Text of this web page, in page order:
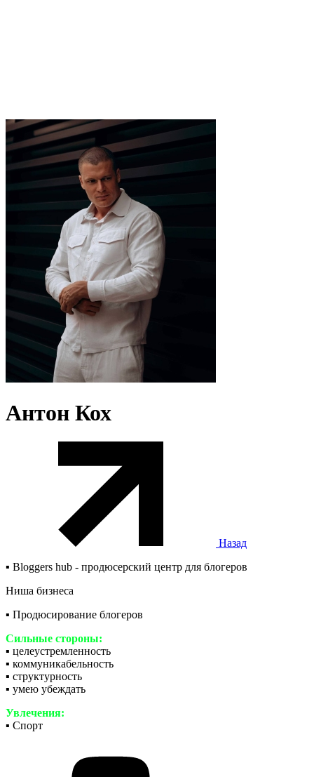
Антон Кох
Назад
▪️ Bloggers hub - продюсерский центр для блогеров
Ниша бизнеса
▪️ Продюсирование блогеров
Сильные стороны:
▪️ целеустремленность
▪️ коммуникабельность
▪️ структурность
▪️ умею убеждать
Увлечения:
▪️ Спорт